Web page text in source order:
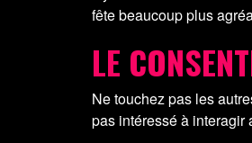
fête beaucoup plus
LE
Ne touchez pas les
pas intéressé à interagir